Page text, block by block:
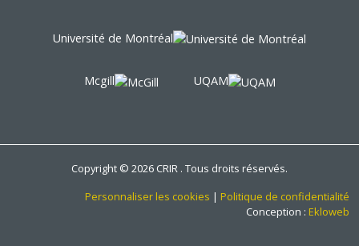
Université de Montréal
Mcgill UQAM
Copyright © 2026 CRIR . Tous droits réservés.
Personnaliser les cookies | Politique de confidentialité
Conception : Ekloweb